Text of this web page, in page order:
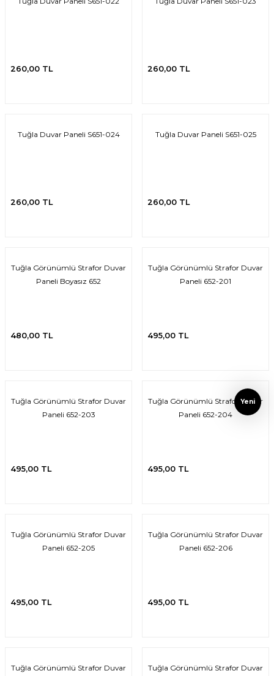
260,00 TL 260,00 TL
Tuğla Duvar Paneli S651-024
260,00 TL
Tuğla Duvar Paneli S651-025
260,00 TL
Tuğla Görünümlü Strafor Duvar
Paneli Boyasız 652
480,00 TL
Tuğla Görünümlü Strafor Duvar
Paneli 652-201
495,00 TL
Tuğla Görünümlü Strafor Duvar
Paneli 652-203
495,00 TL
Yeni
Tuğla Görünümlü Strafor Duvar
Paneli 652-204
495,00 TL
Tuğla Görünümlü Strafor Duvar
Paneli 652-205
495,00 TL
Tuğla Görünümlü Strafor Duvar
Paneli 652-206
495,00 TL
Tuğla Görünümlü Strafor Duvar
Tuğla Görünümlü Strafor Duvar